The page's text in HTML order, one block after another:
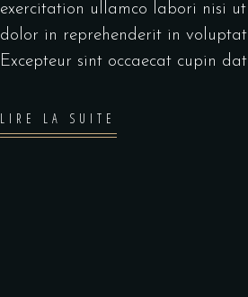
exercitation ullamco labori nisi
dolor in reprehenderit in
Excepteur sint occaecat cupin
LIRE LA SUITE